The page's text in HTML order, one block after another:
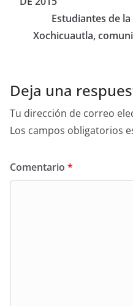
Estudiantes de
Xochicuautla,
Deja una
Tu dirección de correo
Los campos obligatorios
Comentario *